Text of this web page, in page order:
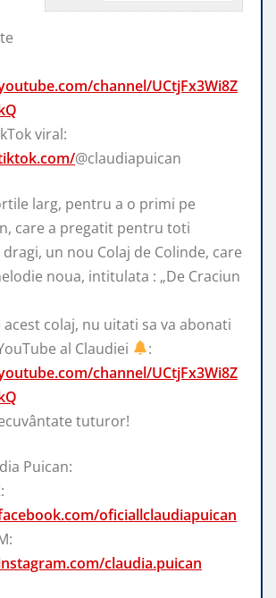
channel/UCtjFx3Wi8Z
viral:
@claudiapuican
larg, pentru a o primi pe
care a pregatit pentru toti
un nou Colaj de Colinde, care
noua, intitulata : „De Craciun
acest colaj, nu uitati sa va abonati
al Claudiei
:
channel/UCtjFx3Wi8Z
tuturor!
Puican:
oficiallclaudiapuican
claudia.puican